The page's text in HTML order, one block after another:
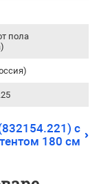
пола
с
180 см